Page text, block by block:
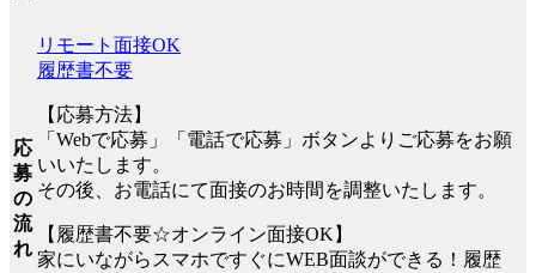
応
募
の
流
れ
リモート面接OK
履歴書不要
【応募方法】
「Webで応募」「電話で応募」ボタンよりご応募をお願
いいたします。
その後、お電話にて面接のお時間を調整いたします。
【履歴書不要☆オンライン面接OK】
家にいながらスマホですぐにWEB面談ができる！履歴